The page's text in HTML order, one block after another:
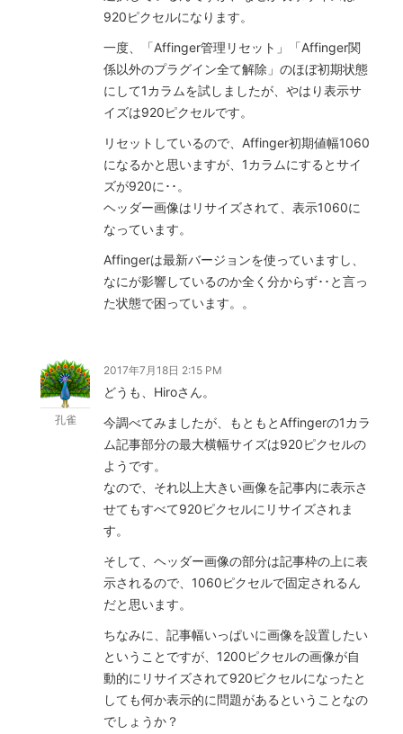
920ピクセルになります。
一度、「Affinger管理リセット」「Affinger関
係以外のプラグイン全て解除」のほぼ初期状態
にして1カラムを試しましたが、やはり表示サ
イズは920ピクセルです。
リセットしているので、Affinger初期値幅1060
になるかと思いますが、1カラムにするとサイ
ズが920に･･。
ヘッダー画像はリサイズされて、表示1060に
なっています。
Affingerは最新バージョンを使っていますし、
なにが影響しているのか全く分からず･･と言っ
た状態で困っています。。
孔雀
2017年7月18日 2:15 PM
どうも、Hiroさん。
今調べてみましたが、もともとAffingerの1カラ
ム記事部分の最大横幅サイズは920ピクセルの
ようです。
なので、それ以上大きい画像を記事内に表示さ
せてもすべて920ピクセルにリサイズされま
す。
そして、ヘッダー画像の部分は記事枠の上に表
示されるので、1060ピクセルで固定されるん
だと思います。
ちなみに、記事幅いっぱいに画像を設置したい
ということですが、1200ピクセルの画像が自
動的にリサイズされて920ピクセルになったと
しても何か表示的に問題があるということなの
でしょうか？